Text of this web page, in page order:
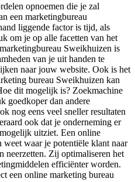
opnoemen die je zal
een marketingbureau
liggende factor is tijd, als
om je op alle facetten van het
Sweikhuizen is
van je uit handen te
naar jouw website. Ook is het
bureau Sweikhuizen kan
dit mogelijk is? Zoekmachine
goedkoper dan andere
nog eens veel sneller resultaten
ook dat je onderneming er
uitziet. Een online
waar je potentiële klant naar
neerzetten. Zij optimaliseren het
efficiënter worden.
een online marketing bureau